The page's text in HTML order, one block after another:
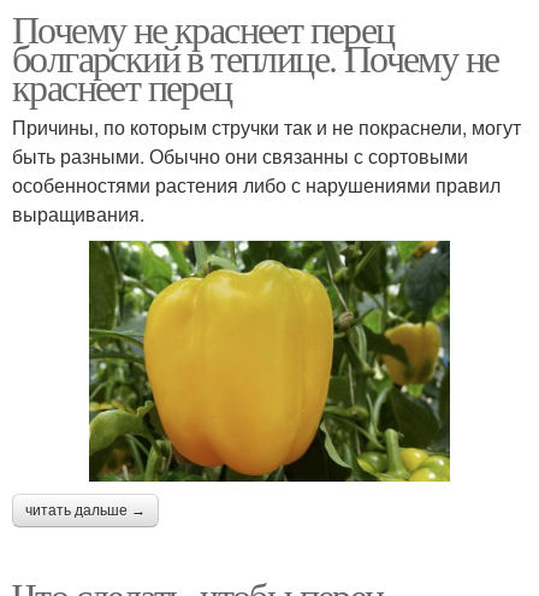
Почему не краснеет перец
болгарский в теплице. Почему не
краснеет перец
Причины, по которым стручки так и не покраснели, могут
быть разными. Обычно они связанны с сортовыми
особенностями растения либо с нарушениями правил
выращивания.
читать дальше →